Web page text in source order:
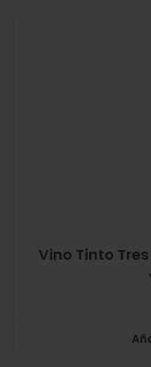
Vino Tinto